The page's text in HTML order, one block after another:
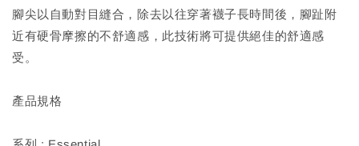
腳尖以自動對目縫合，除去以往穿著襪子長時間後，腳趾附
近有硬骨摩擦的不舒適感，此技術將可提供絕佳的舒適感
受。
產品規格